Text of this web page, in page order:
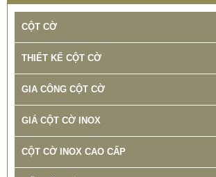
CỘT CỜ
THIẾT KẾ CỘT CỜ
GIA CÔNG CỘT CỜ
GIÁ CỘT CỜ INOX
CỘT CỜ INOX CAO CẤP